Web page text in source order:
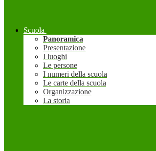
Scuola
Panoramica
Presentazione
I luoghi
Le persone
I numeri della scuola
Le carte della scuola
Organizzazione
La storia